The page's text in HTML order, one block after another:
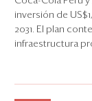
inversión de
2031. El plan
infraestructura